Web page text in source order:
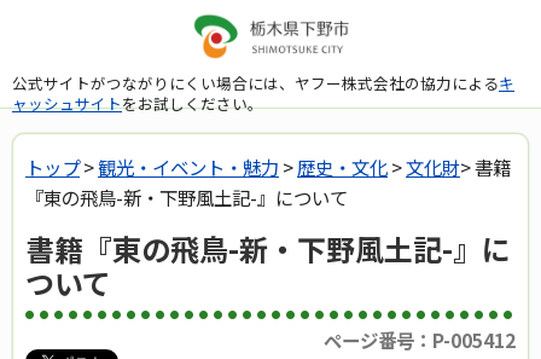
公式サイトがつながりにくい場合には、ヤフー株式会社の協力によるキ
ャッシュサイトをお試しください。
トップ>観光・イベント・魅力 >歴史・文化>文化財> 書籍
『東の飛鳥-新・下野風土記-』について
書籍『東の飛鳥-新・下野風土記-』に
ついて
ページ番号：P-005412